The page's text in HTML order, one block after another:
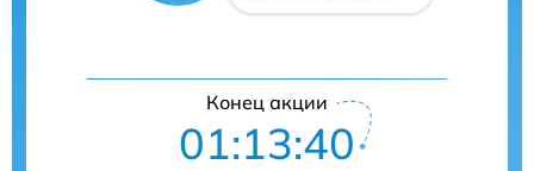
Конец акции
01:13:39